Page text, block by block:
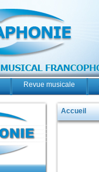
Revue musicale
Accueil